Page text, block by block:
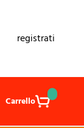
registrati
Carrello